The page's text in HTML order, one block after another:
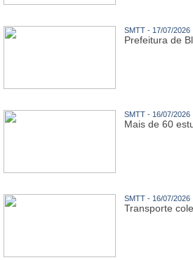
SMTT - 17/07/2026
Prefeitura de
SMTT - 16/07/2026
Mais de 60
SMTT - 16/07/2026
Transporte